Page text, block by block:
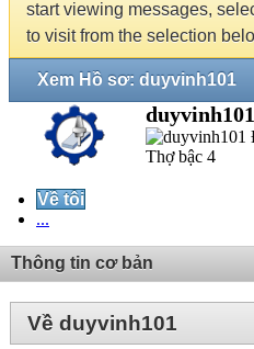
start viewing messages,
to visit from the selection
Xem Hồ sơ: duyvinh101
duyvinh101
Thợ bậc 4
Về tôi
...
Thông tin cơ bản
Về duyvinh101